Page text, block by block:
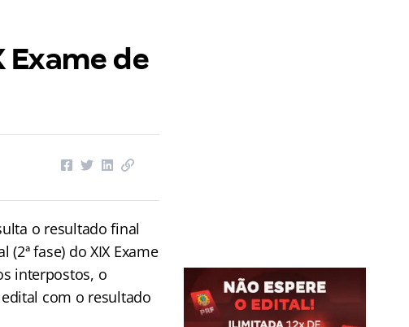
de
o resultado final
fase) do XIX Exame
interpostos, o
com o resultado